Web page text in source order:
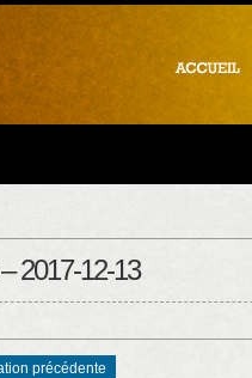
2017-12-13
précédente